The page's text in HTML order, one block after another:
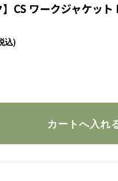
】CS ワークジャケット
込)